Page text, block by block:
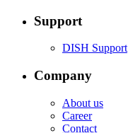
Support
DISH Support
Company
About us
Career
Contact